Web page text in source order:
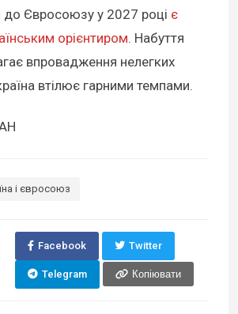
до Євросоюзу у 2027 році є
орієнтиром. Набуття
впровадження нелегких
втілює гарними темпами.
і євросоюз
Facebook Twitter
Telegram Копіювати